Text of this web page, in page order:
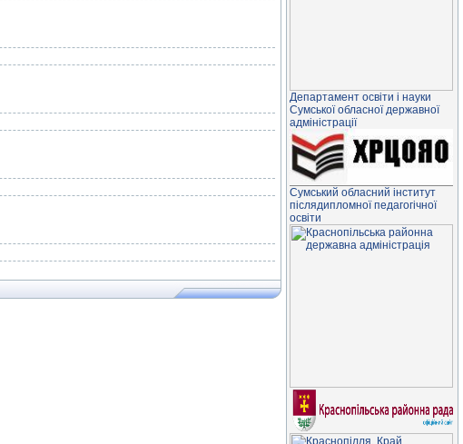
Департамент освiти і науки
Сумської обласної державної
адміністрації
Сумський обласний інститут
післядипломної педагогічної
освіти